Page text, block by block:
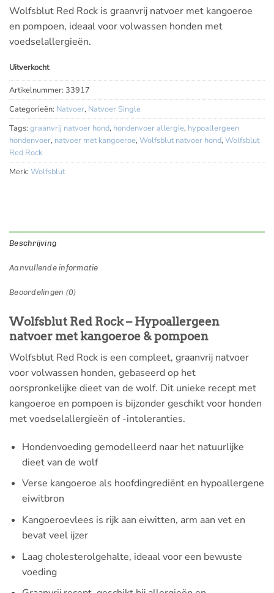
Wolfsblut Red Rock is graanvrij natvoer met kangoeroe
en pompoen, ideaal voor volwassen honden met
voedselallergieën.
Uitverkocht
Artikelnummer: 33917
Categorieën: Natvoer, Natvoer Single
Tags: graanvrij natvoer hond, hondenvoer allergie, hypoallergeen
hondenvoer, natvoer met kangoeroe, Wolfsblut natvoer hond, Wolfsblut
Red Rock
Merk: Wolfsblut
Beschrijving
Aanvullende informatie
Beoordelingen (0)
Wolfsblut Red Rock – Hypoallergeen
natvoer met kangoeroe & pompoen
Wolfsblut Red Rock is een compleet, graanvrij natvoer
voor volwassen honden, gebaseerd op het
oorspronkelijke dieet van de wolf. Dit unieke recept met
kangoeroe en pompoen is bijzonder geschikt voor honden
met voedselallergieën of -intoleranties.
Hondenvoeding gemodelleerd naar het natuurlijke
dieet van de wolf
Verse kangoeroe als hoofdingrediënt en hypoallergene
eiwitbron
Kangoeroevlees is rijk aan eiwitten, arm aan vet en
bevat veel ijzer
Laag cholesterolgehalte, ideaal voor een bewuste
voeding